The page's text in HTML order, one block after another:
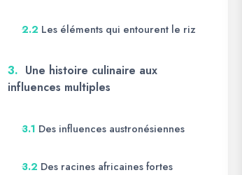
2.2 Les éléments qui entourent le riz
3. Une histoire culinaire aux
influences multiples
3.1 Des influences austronésiennes
3.2 Des racines africaines fortes